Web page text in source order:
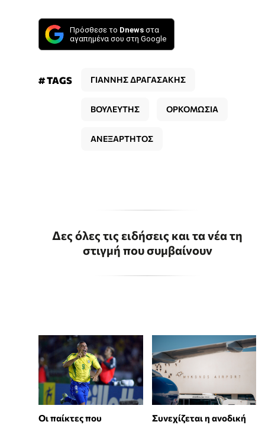
Πρόσθεσε το Dnews στα
αγαπημένα σου στη Google
# TAGS ΓΙΑΝΝΗΣ ΔΡΑΓΑΣΑΚΗΣ
ΒΟΥΛΕΥΤΗΣ ΟΡΚΟΜΩΣΙΑ
ΑΝΕΞΑΡΤΗΤΟΣ
Δες όλες τις ειδήσεις και τα νέα τη
στιγμή που συμβαίνουν
Οι παίκτες που
Συνεχίζεται η ανοδική